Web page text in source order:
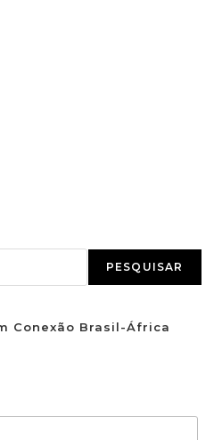
PESQUISAR
Conexão Brasil-África